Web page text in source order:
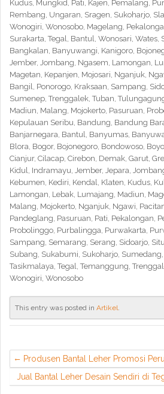
Kudus, Mungkid, Pati, Kajen, Pemalang,
Rembang, Ungaran, Sragen, Sukoharjo,
Wonogiri, Wonosobo, Magelang,
Surakarta, Tegal, Bantul, Wonosari, Wates,
Bangkalan, Banyuwangi, Kanigoro,
Jember, Jombang, Ngasem, Lamongan,
Magetan, Kepanjen, Mojosari, Nganjuk,
Bangil, Ponorogo, Kraksaan, Sampang,
Sumenep, Trenggalek, Tuban,
Madiun, Malang, Mojokerto, Pasuruan,
Kepulauan Seribu, Bandung, Bandung
Banjarnegara, Bantul, Banyumas,
Blora, Bogor, Bojonegoro, Bondowoso,
Cianjur, Cilacap, Cirebon, Demak, Garut,
Kidul, Indramayu, Jember, Jepara,
Kebumen, Kediri, Kendal, Klaten, Kudus,
Lamongan, Lebak, Lumajang, Madiun,
Malang, Mojokerto, Nganjuk, Ngawi,
Pandeglang, Pasuruan, Pati, Pekalongan,
Probolinggo, Purbalingga, Purwakarta,
Sampang, Semarang, Serang, Sidoarjo,
Subang, Sukabumi, Sukoharjo,
Tasikmalaya, Tegal, Temanggung,
Wonogiri, Wonosobo
This entry was posted in Artikel.
Produsen Bantal Leher Promosi
Jual Bantal Leher Desain Sendiri di